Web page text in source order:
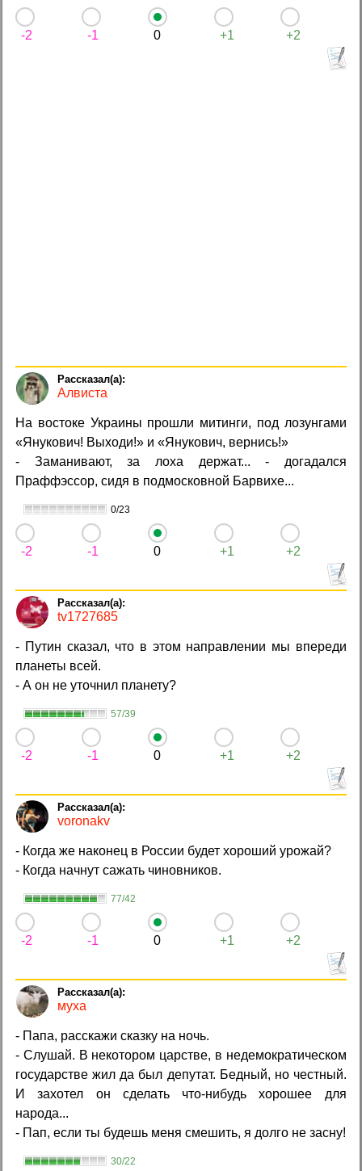
-2 -1 0 +1 +2
Алвиста
На востоке Украины прошли митинги, под лозунгами
«Янукович! Выходи!» и «Янукович, вернись!»
- Заманивают, за лоха держат... - догадался
Праффэссор, сидя в подмосковной Барвихе...
0/23
-2 -1 0 +1 +2
tv1727685
- Путин сказал, что в этом направлении мы впереди
планеты всей.
- А он не уточнил планету?
57/39
-2 -1 0 +1 +2
voronakv
- Когда же наконец в России будет хороший урожай?
- Когда начнут сажать чиновников.
77/42
-2 -1 0 +1 +2
муха
- Папа, расскажи сказку на ночь.
- Слушай. В некотором царстве, в недемократическом
государстве жил да был депутат. Бедный, но честный.
И захотел он сделать что-нибудь хорошее для
народа...
- Пап, если ты будешь меня смешить, я долго не засну!
30/22